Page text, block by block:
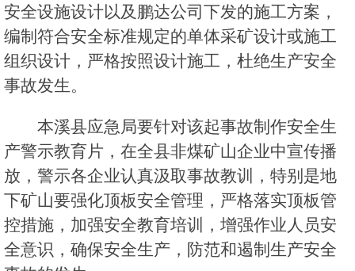
安全设施设计以及鹏达公司下发的施工方案，
编制符合安全标准规定的单体采矿设计或施工
组织设计，严格按照设计施工，杜绝生产安全
事故发生。
本溪县应急局要针对该起事故制作安全生
产警示教育片，在全县非煤矿山企业中宣传播
放，警示各企业认真汲取事故教训，特别是地
下矿山要强化顶板安全管理，严格落实顶板管
控措施，加强安全教育培训，增强作业人员安
全意识，确保安全生产，防范和遏制生产安全